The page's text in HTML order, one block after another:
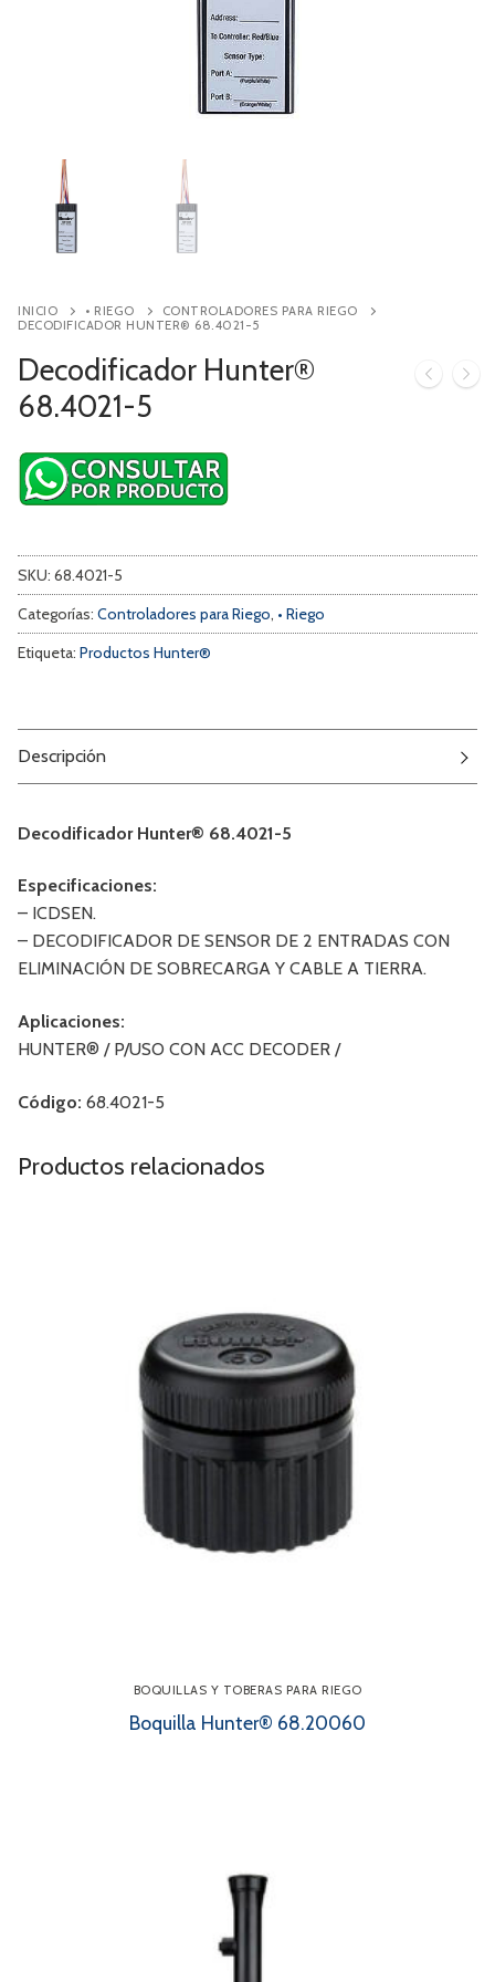
Contacto
INICIO • RIEGO
CONTROLADORES PARA RIEGO
DECODIFICADOR HUNTER® 68.4021-5
Decodificador Hunter®
68.4021-5
SKU: 68.4021-5
Categorías: Controladores para Riego, • Riego
Etiqueta: Productos Hunter®
Descripción
Decodificador Hunter® 68.4021-5
Especificaciones:
– ICDSEN.
– DECODIFICADOR DE SENSOR DE 2 ENTRADAS CON
ELIMINACIÓN DE SOBRECARGA Y CABLE A TIERRA.
Aplicaciones:
HUNTER® / P/USO CON ACC DECODER /
Código: 68.4021-5
Productos relacionados
BOQUILLAS Y TOBERAS PARA RIEGO
Boquilla Hunter® 68.20060